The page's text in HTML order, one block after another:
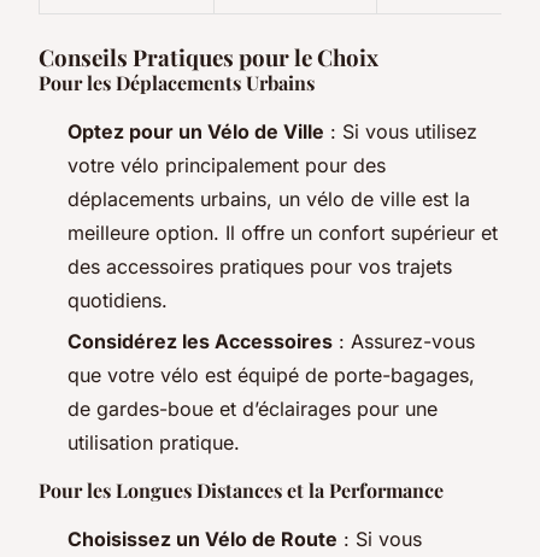
Conseils Pratiques pour le Choix
Pour les Déplacements Urbains
Optez pour un Vélo de Ville : Si vous utilisez
votre vélo principalement pour des
déplacements urbains, un vélo de ville est la
meilleure option. Il offre un confort supérieur et
des accessoires pratiques pour vos trajets
quotidiens.
Considérez les Accessoires : Assurez-vous
que votre vélo est équipé de porte-bagages,
de gardes-boue et d’éclairages pour une
utilisation pratique.
Pour les Longues Distances et la Performance
Choisissez un Vélo de Route : Si vous